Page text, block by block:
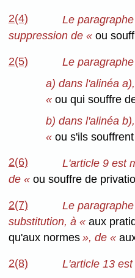
2(4)
Le
suppression de « ou
2(5)
Le
a) dans l'alinéa
«ou qui souffre
b) dans l'alinéa
«ou s'ils
2(6)
L'article 9 est
de « ou souffre de
2(7)
Le
substitution, à « aux
qu'aux normes», de «
2(8) L'article 13 est